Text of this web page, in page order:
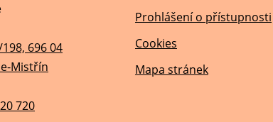
696 04
Mistřín
720
Prohlášení o přístupnosti
Cookies
Mapa stránek